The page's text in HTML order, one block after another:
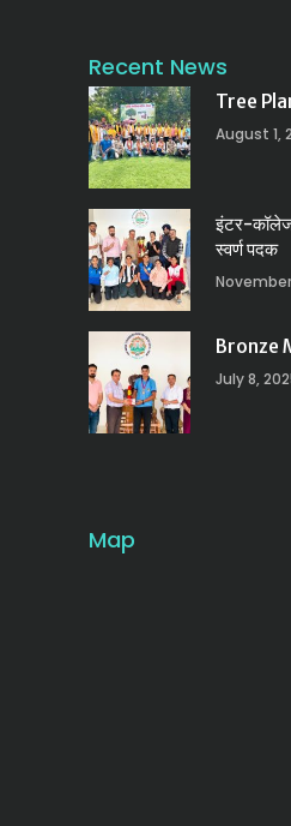
Recent News
Tree
August 1,
इंटर-कॉलेज
स्वर्ण पदक
Bronze
July 8,
Map